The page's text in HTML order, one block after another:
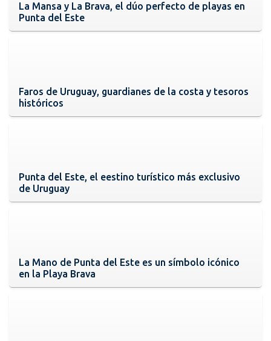
La Mansa y La Brava, el dúo perfecto de playas en
Punta del Este
Faros de Uruguay, guardianes de la costa y tesoros
históricos
Punta del Este, el eestino turístico más exclusivo
de Uruguay
La Mano de Punta del Este es un símbolo icónico
en la Playa Brava